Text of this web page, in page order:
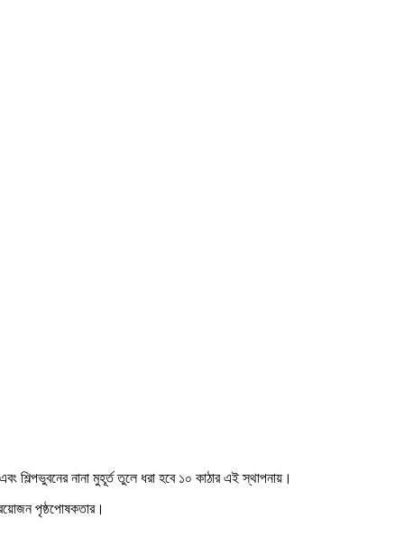
শিল্পভুবনের নানা মুহূর্ত তুলে ধরা হবে ১০ কাঠার এই স্থাপনায়।
পৃষ্ঠপোষকতার।